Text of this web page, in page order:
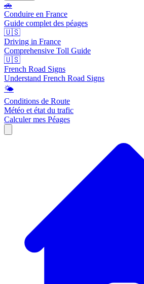
🚗
Conduire en France
Guide complet des péages
🇺🇸
Driving in France
Comprehensive Toll Guide
🇺🇸
French Road Signs
Understand French Road Signs
🌤️
Conditions de Route
Météo et état du trafic
Calculer mes Péages